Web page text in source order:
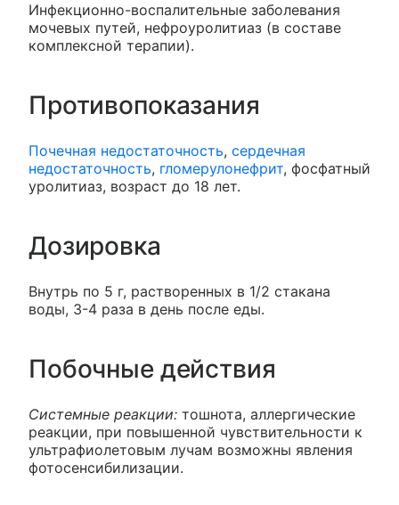
Инфекционно-воспалительные заболевания
мочевых путей, нефроуролитиаз (в составе
комплексной терапии).
Противопоказания
Почечная недостаточность, сердечная
недостаточность, гломерулонефрит, фосфатный
уролитиаз, возраст до 18 лет.
Дозировка
Внутрь по 5 г, растворенных в 1/2 стакана
воды, 3-4 раза в день после еды.
Побочные действия
Системные реакции: тошнота, аллергические
реакции, при повышенной чувствительности к
ультрафиолетовым лучам возможны явления
фотосенсибилизации.